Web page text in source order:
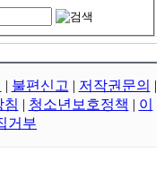
| 불편신고 | 저작권문의 |
침 | 청소년보호정책 | 이
거부